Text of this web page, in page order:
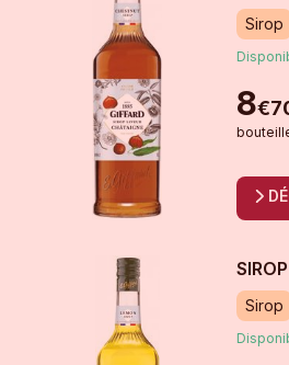
Sirop
8€
Sirop